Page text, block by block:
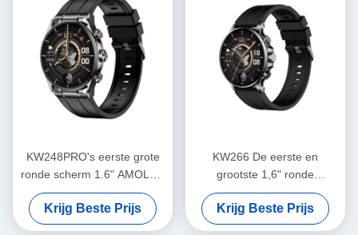
KW248PRO's eerste grote
ronde scherm 1.6" AMOLED
horloge
Krijg Beste Prijs
KW266 De eerste en
grootste 1,6" ronde
AMOLED smartwatch van de
industrie met Bluetooth-
bellen en geavanceerde
Krijg Beste Prijs